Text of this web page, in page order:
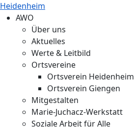
Heidenheim
AWO
Über uns
Aktuelles
Werte & Leitbild
Ortsvereine
Ortsverein Heidenheim
Ortsverein Giengen
Mitgestalten
Marie-Juchacz-Werkstatt
Soziale Arbeit für Alle